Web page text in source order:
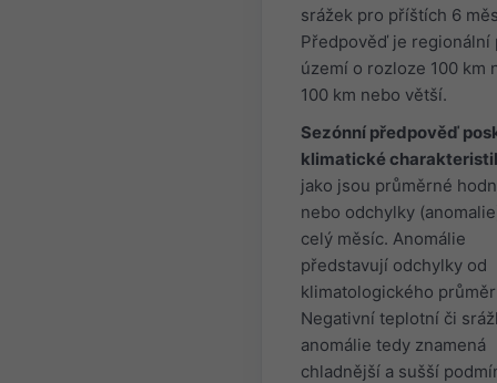
srážek pro příštích 6
Předpověď je regionální
území o rozloze 100 km
100 km nebo větší.
Sezónní předpověď
klimatické
jako jsou průměrné
nebo odchylky
celý měsíc. Anomálie
představují odchylky od
klimatologického
Negativní teplotní či
anomálie tedy znamená
chladnější a sušší